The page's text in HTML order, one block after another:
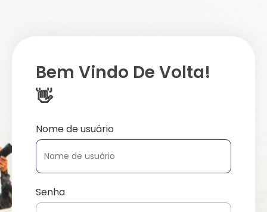
Bem Vindo De Volta!
👋
Nome de usuário
Senha